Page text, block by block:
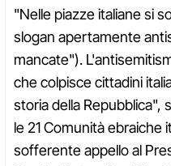
"Nelle piazze italiane si
slogan apertamente
mancate").
che colpisce cittadini
storia della Repubblica",
le 21 Comunità ebraiche
sofferente appello al